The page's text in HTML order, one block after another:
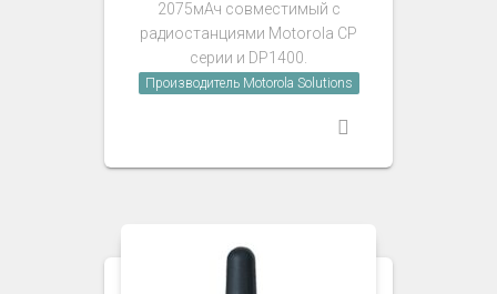
2075мАч совместимый с
радиостанциями Motorola CP
серии и DP1400.
Производитель Motorola Solutions